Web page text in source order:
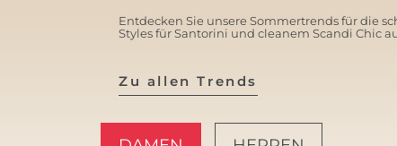
Entdecken Sie unsere Sommertrends für die
Styles für Santorini und cleanem Scandi Chic
Zu allen Trends